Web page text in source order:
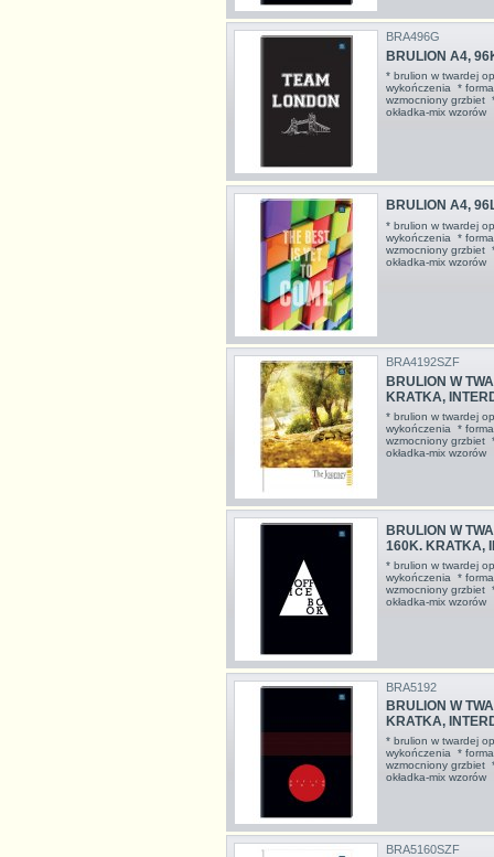
BRA496G
BRULION A4,
* brulion w twardej
wykończenia *
wzmocniony grzbiet
okładka-mix
BRULION A4,
* brulion w twardej
wykończenia *
wzmocniony grzbiet
okładka-mix
BRA4192SZF
BRULION W
KRATKA,
* brulion w twardej
wykończenia *
wzmocniony grzbiet
okładka-mix
BRULION W
160K. KRATKA,
* brulion w twardej
wykończenia *
wzmocniony grzbiet
okładka-mix
BRA5192
BRULION W
KRATKA,
* brulion w twardej
wykończenia *
wzmocniony grzbiet
okładka-mix
BRA5160SZF